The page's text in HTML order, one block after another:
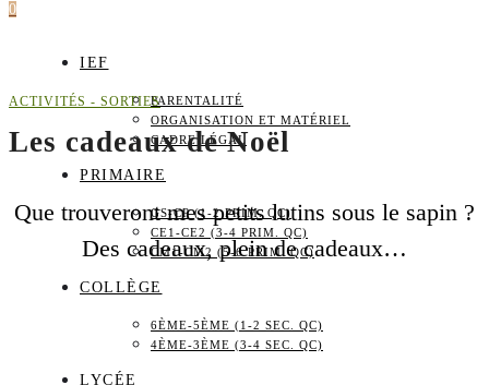
0
IEF
PARENTALITÉ
ORGANISATION ET MATÉRIEL
CADRE LÉGAL
PRIMAIRE
GS-CP (1-2 PRIM. QC)
CE1-CE2 (3-4 PRIM. QC)
CM1-CM2 (5-6 PRIM. QC)
COLLÈGE
6ÈME-5ÈME (1-2 SEC. QC)
4ÈME-3ÈME (3-4 SEC. QC)
LYCÉE
ACTIVITÉS - SORTIES
Les cadeaux de Noël
Que trouveront mes petits lutins sous le sapin ?
Des cadeaux, plein de cadeaux…